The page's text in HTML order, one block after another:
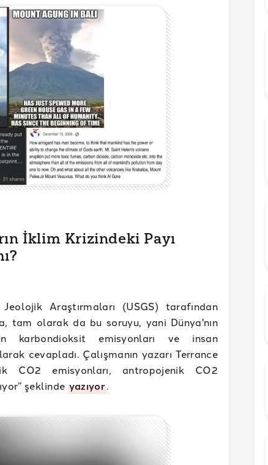
İklim Krizindeki Payı
Araştırmaları (USGS) tarafından
tam olarak da bu soruyu, yani Dünya'nın
karbondioksit emisyonları ve insan
cevapladı. Çalışmanın yazarı Terrance
CO2 emisyonları, antropojenik CO2
şeklinde yazıyor.